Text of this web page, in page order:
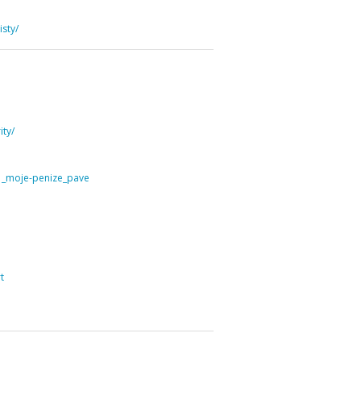
penize_pave